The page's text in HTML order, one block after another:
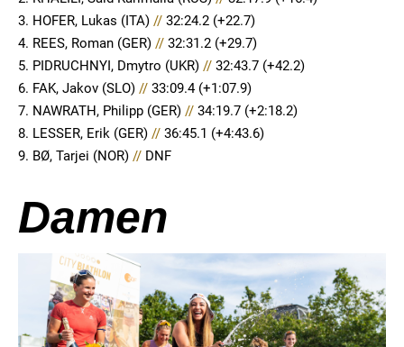
3. HOFER, Lukas (ITA) //32:24.2 (+22.7)
4. REES, Roman (GER) //32:31.2 (+29.7)
5. PIDRUCHNYI, Dmytro (UKR) //32:43.7 (+42.2)
6. FAK, Jakov (SLO) //33:09.4 (+1:07.9)
7. NAWRATH, Philipp (GER) //34:19.7 (+2:18.2)
8. LESSER, Erik (GER) //36:45.1 (+4:43.6)
9. BØ, Tarjei (NOR) //DNF
Damen